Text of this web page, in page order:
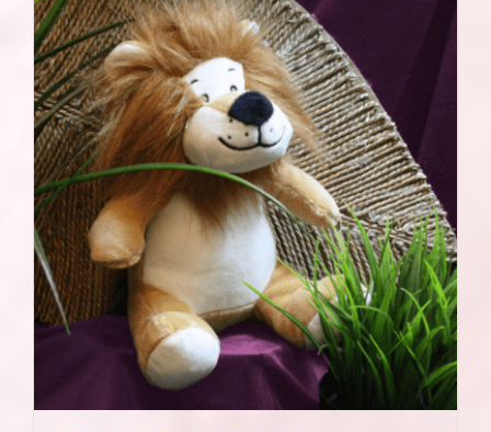
useampi
muunnelma.
Voit
tehdä
valinnat
tuotteen
sivulla.